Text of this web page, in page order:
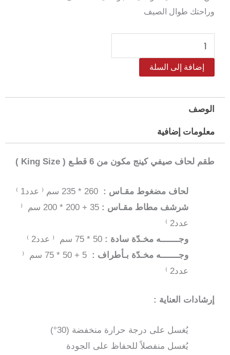
وراحتك طوال الصيف
كمية
طقم
لحاف
مضغوط
–
قطع
إضافة إلى السلة
الوصف
معلومات إضافية
طقم لحاف صيفي كينج مكون من 6 قطـع ( King Size )
لحاف مضغوط مقـاس :
شرشف مطاط مقـاس :
35 + 200 * 200 سم ⁽
عدد2 ⁾
وجـــــــه مخـدّة سادة : 50 * 75 سم ⁽ عدد2 ⁾
وجـــــــه مخـدّة بـأطراف :
5 + 50 * 75 سم ⁽
عدد2 ⁾
إرشادات العناية :
يُغسل على درجة حرارة منخفضة (30°)
يُغسل منفصلاً للحفاظ على الجودة